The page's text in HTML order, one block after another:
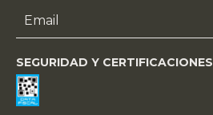
SEGURIDAD Y CERTIFICACIONES